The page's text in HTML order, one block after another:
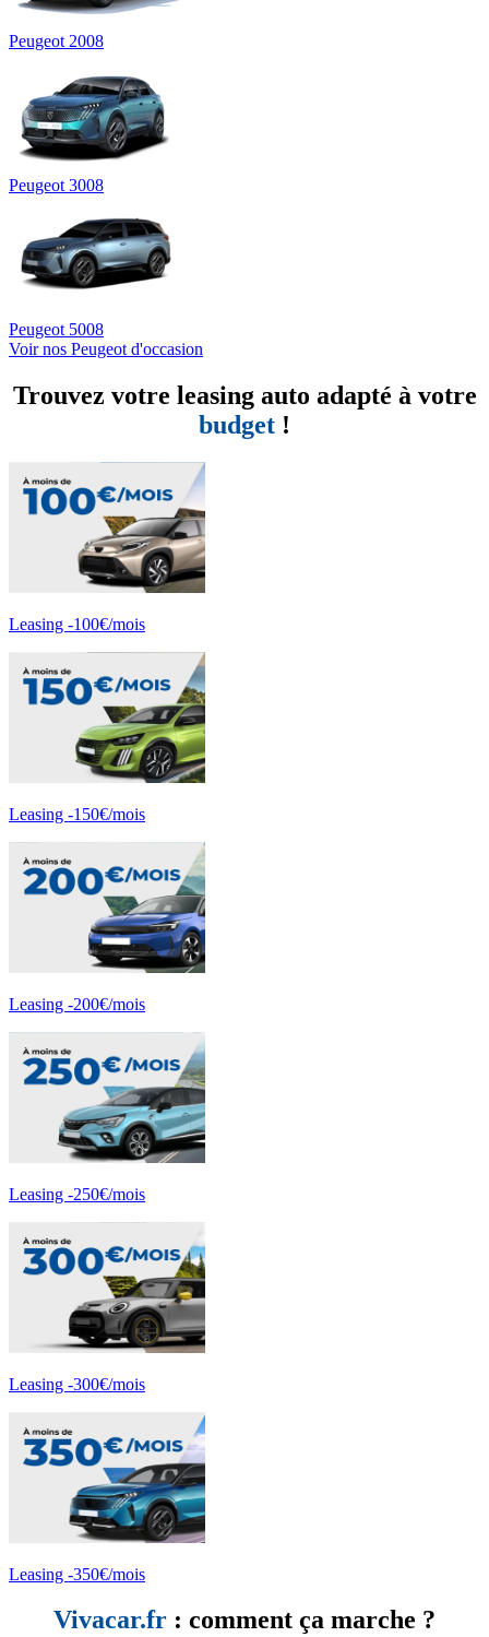
Peugeot 2008
Peugeot 3008
Peugeot 5008
Voir nos Peugeot d'occasion
Trouvez votre leasing auto adapté à votre
budget !
Leasing -100€/mois
Leasing -150€/mois
Leasing -200€/mois
Leasing -250€/mois
Leasing -300€/mois
Leasing -350€/mois
Vivacar.fr : comment ça marche ?